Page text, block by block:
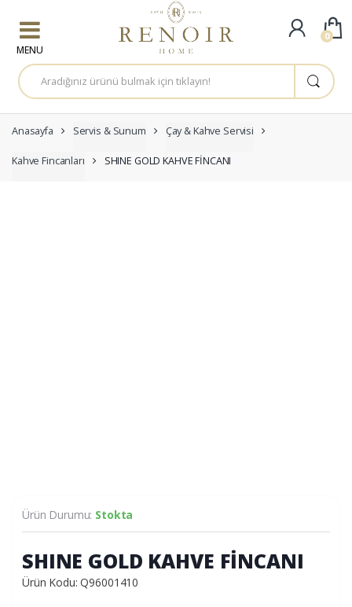
A
r
a
a
:
Anasayfa Servis & Sunum Çay & Kahve Servisi
Kahve Fincanları SHINE GOLD KAHVE FİNCANI
Ürün Durumu: Stokta
SHINE GOLD KAHVE FİNCANI
Ürün Kodu: Q96001410
0